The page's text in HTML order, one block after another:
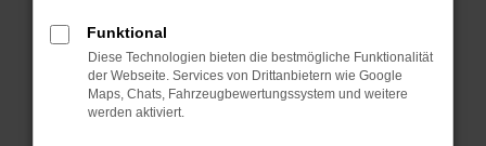
Das kann manchmal helfen, vorübergehende
Probleme zu beheben.
Stelle sicher, dass dein Browser und dein
Betriebssystem auf dem neuesten Stand sind.
Funktional
Diese Technologien bieten die bestmögliche Funktionalität
der Webseite. Services von Drittanbietern wie Google
Maps, Chats, Fahrzeugbewertungssystem und weitere
werden aktiviert.